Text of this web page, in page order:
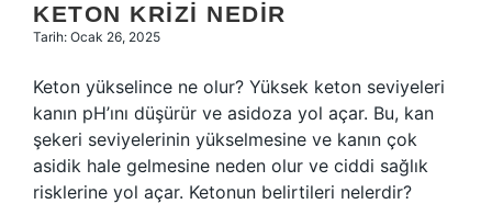
KETON KRIZI NEDIR
Tarih: Ocak 26, 2025
Keton yükselince ne olur? Yüksek keton seviyeleri
kanın pH’ını düşürür ve asidoza yol açar. Bu, kan
şekeri seviyelerinin yükselmesine ve kanın çok
asidik hale gelmesine neden olur ve ciddi sağlık
risklerine yol açar. Ketonun belirtileri nelerdir?